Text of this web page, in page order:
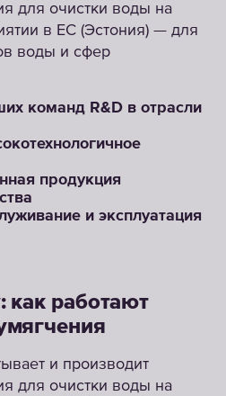
для очистки воды на
в ЕС (Эстония) — для
воды и сфер
команд R&D в отрасли
продукция
и эксплуатация
как работают
и производит
для очистки воды на